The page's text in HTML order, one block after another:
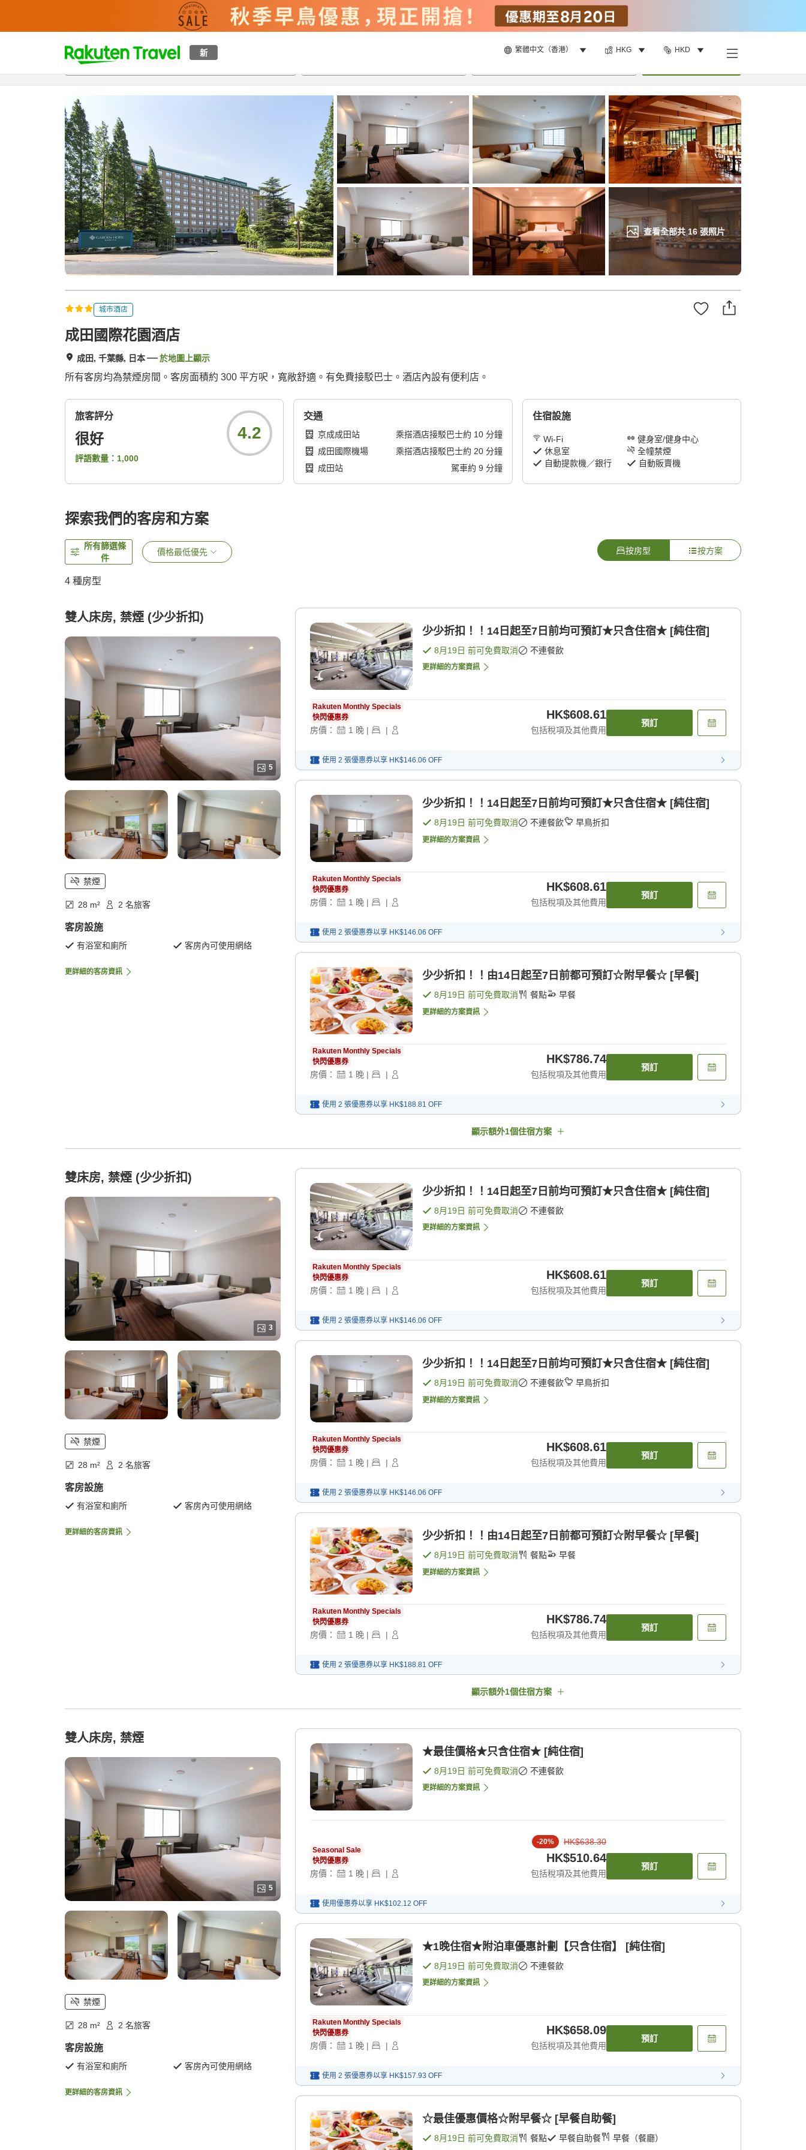
新 繁體中文（香港） HKG HKD
t
p
g
e
_
s
e
a
r
c
h
查看全部共16張照片
概覽房間及住宿方案 評價特色設施
城市酒店
成田國際花園酒店
成田, 千葉縣, 日本 於地圖上顯示
所有客房均為禁煙房間。客房面積約 300 平方呎，寬敞舒適。有免費接駁巴士。酒店內設有便利店。
旅客評分
很好
評語數量： 1,000
4.2
交通
京成成田站 乘搭酒店接駁巴士約 10分鐘
成田國際機場
乘搭酒店接駁巴士約 20分鐘
成田站
駕車約 9 分鐘
住宿設施
Wi-Fi
健身室/健身中心
休息室
全幢禁煙
自動提款機／銀行
自動販賣機
探索我們的客房和方案
所有篩選條
件
價格最低優先 按房型 按方案
4 種房型
雙人床房, 禁煙 (少少折扣)
5
禁煙
28 m² 2 名旅客
客房設施
有浴室和廁所 客房內可使用網絡
更詳細的客房資訊
少少折扣！！14日起至7日前均可預訂★只含住宿★ [純住宿]
8月19日 前可免費取消 不連餐飲
更詳細的方案資訊
Rakuten Monthly Specials
快閃優惠券
房價： 1 晚 | |
HK$608.61
包括稅項及其他費用
預訂
使用 2 張優惠券以享 HK$146.06 OFF
少少折扣！！14日起至7日前均可預訂★只含住宿★ [純住宿]
8月19日 前可免費取消 不連餐飲 早鳥折扣
更詳細的方案資訊
Rakuten Monthly Specials
快閃優惠券
房價： 1 晚 | |
HK$608.61
包括稅項及其他費用
預訂
使用 2 張優惠券以享 HK$146.06 OFF
少少折扣！！由14日起至7日前都可預訂☆附早餐☆ [早餐]
8月19日 前可免費取消 餐點 早餐
更詳細的方案資訊
Rakuten Monthly Specials
快閃優惠券
房價： 1 晚 | |
HK$786.74
包括稅項及其他費用
預訂
使用 2 張優惠券以享 HK$188.81 OFF
顯示額外1個住宿方案
雙床房, 禁煙 (少少折扣)
3
禁煙
28 m² 2 名旅客
客房設施
有浴室和廁所 客房內可使用網絡
更詳細的客房資訊
少少折扣！！14日起至7日前均可預訂★只含住宿★ [純住宿]
8月19日 前可免費取消 不連餐飲
更詳細的方案資訊
Rakuten Monthly Specials
快閃優惠券
房價： 1 晚 | |
HK$608.61
包括稅項及其他費用
預訂
使用 2 張優惠券以享 HK$146.06 OFF
少少折扣！！14日起至7日前均可預訂★只含住宿★ [純住宿]
8月19日 前可免費取消 不連餐飲 早鳥折扣
更詳細的方案資訊
Rakuten Monthly Specials
快閃優惠券
房價： 1 晚 | |
HK$608.61
包括稅項及其他費用
預訂
使用 2 張優惠券以享 HK$146.06 OFF
少少折扣！！由14日起至7日前都可預訂☆附早餐☆ [早餐]
8月19日 前可免費取消 餐點 早餐
更詳細的方案資訊
Rakuten Monthly Specials
快閃優惠券
房價： 1 晚 | |
HK$786.74
包括稅項及其他費用
預訂
使用 2 張優惠券以享 HK$188.81 OFF
顯示額外1個住宿方案
雙人床房, 禁煙
5
禁煙
28 m² 2 名旅客
客房設施
有浴室和廁所 客房內可使用網絡
更詳細的客房資訊
★最佳價格★只含住宿★ [純住宿]
8月19日 前可免費取消 不連餐飲
更詳細的方案資訊
Seasonal Sale
快閃優惠券
房價： 1 晚 | |
-20% HK$638.30
HK$510.64
包括稅項及其他費用
預訂
使用優惠券以享 HK$102.12 OFF
★1晚住宿★附泊車優惠計劃【只含住宿】 [純住宿]
8月19日 前可免費取消 不連餐飲
更詳細的方案資訊
Rakuten Monthly Specials
快閃優惠券
房價： 1 晚 | |
HK$658.09
包括稅項及其他費用
預訂
使用 2 張優惠券以享 HK$157.93 OFF
☆最佳優惠價格☆附早餐☆ [早餐自助餐]
8月19日 前可免費取消 餐點 早餐自助餐 早餐（餐廳）